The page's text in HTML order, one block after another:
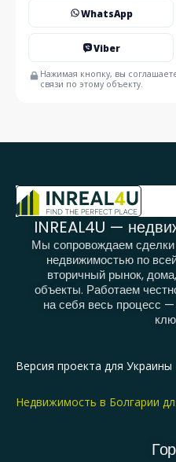
WhatsApp
Viber
Нажимая кнопку, вы
связи по этому объекту.
INREAL4U —
Мы сопровождаем сделки
недвижимостью по
вторичный рынок,
объекты. Работаем
на себя весь процесс
Версия проекта для
Недвижимость в Болгарии